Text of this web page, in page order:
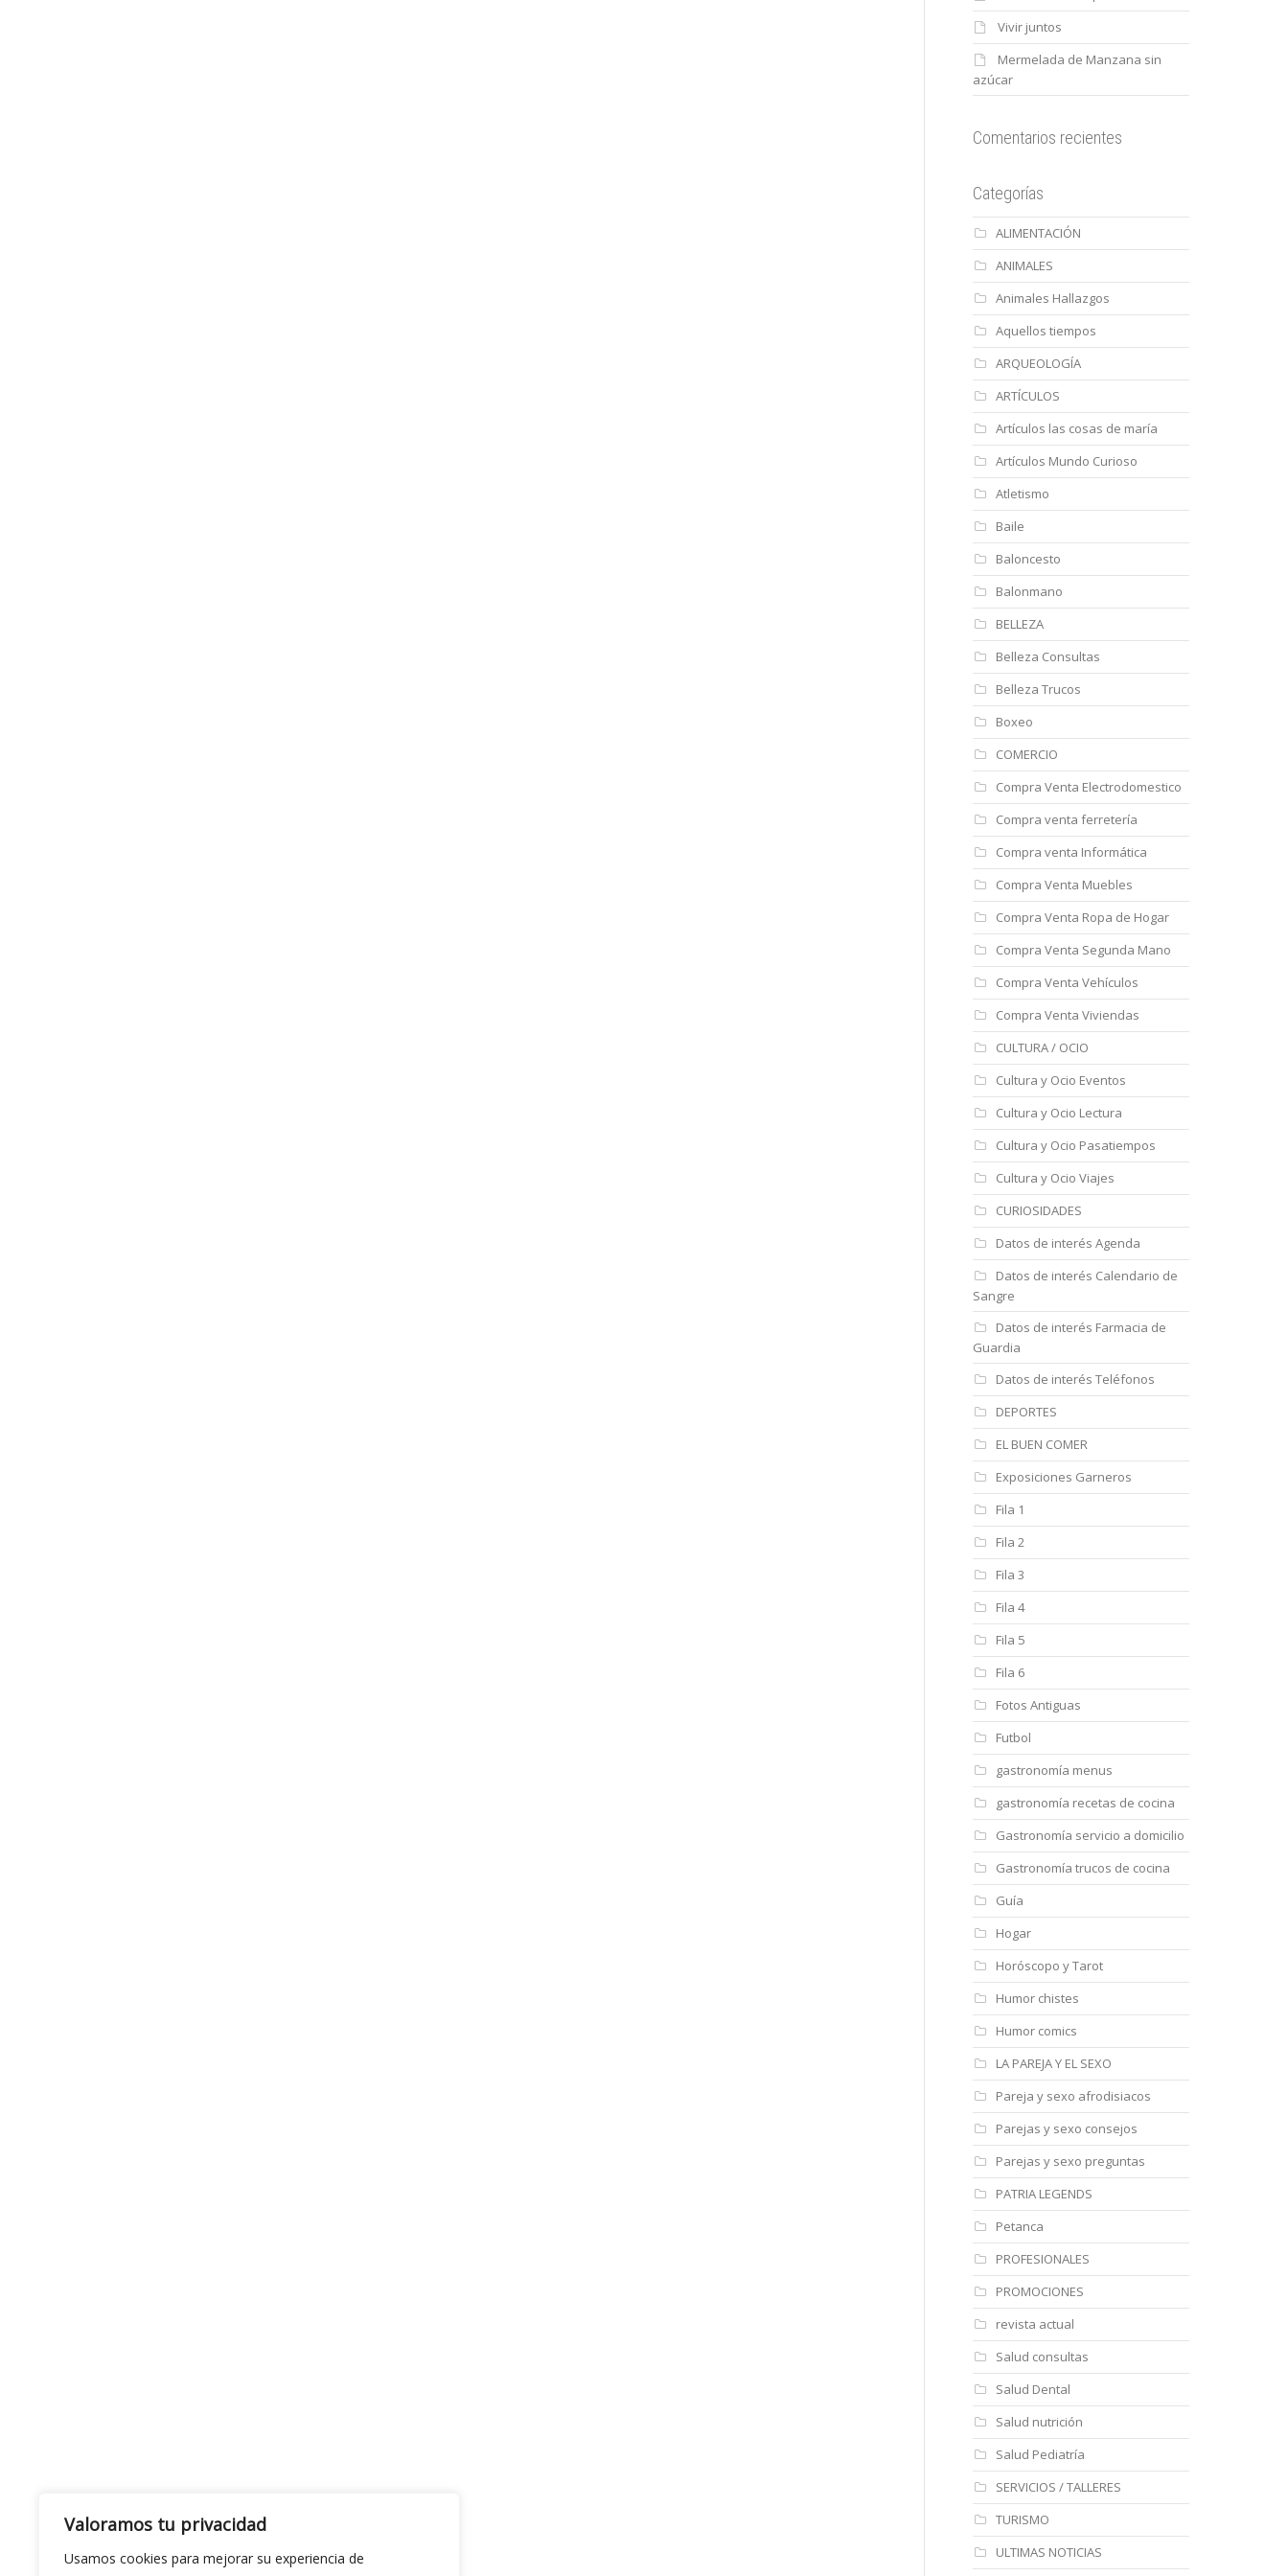
Valoramos tu privacidad
Usamos cookies para mejorar su experiencia de
Vivir juntos
Mermelada de Manzana sin
azúcar
Comentarios recientes
Categorías
ALIMENTACIÓN
ANIMALES
Animales Hallazgos
Aquellos tiempos
ARQUEOLOGÍA
ARTÍCULOS
Artículos las cosas de maría
Artículos Mundo Curioso
Atletismo
Baile
Baloncesto
Balonmano
BELLEZA
Belleza Consultas
Belleza Trucos
Boxeo
COMERCIO
Compra Venta Electrodomestico
Compra venta ferretería
Compra venta Informática
Compra Venta Muebles
Compra Venta Ropa de Hogar
Compra Venta Segunda Mano
Compra Venta Vehículos
Compra Venta Viviendas
CULTURA / OCIO
Cultura y Ocio Eventos
Cultura y Ocio Lectura
Cultura y Ocio Pasatiempos
Cultura y Ocio Viajes
CURIOSIDADES
Datos de interés Agenda
Datos de interés Calendario de
Sangre
Datos de interés Farmacia de
Guardia
Datos de interés Teléfonos
DEPORTES
EL BUEN COMER
Exposiciones Garneros
Fila 1
Fila 2
Fila 3
Fila 4
Fila 5
Fila 6
Fotos Antiguas
Futbol
gastronomía menus
gastronomía recetas de cocina
Gastronomía servicio a domicilio
Gastronomía trucos de cocina
Guía
Hogar
Horóscopo y Tarot
Humor chistes
Humor comics
LA PAREJA Y EL SEXO
Pareja y sexo afrodisiacos
Parejas y sexo consejos
Parejas y sexo preguntas
PATRIA LEGENDS
Petanca
PROFESIONALES
PROMOCIONES
revista actual
Salud consultas
Salud Dental
Salud nutrición
Salud Pediatría
SERVICIOS / TALLERES
TURISMO
ULTIMAS NOTICIAS